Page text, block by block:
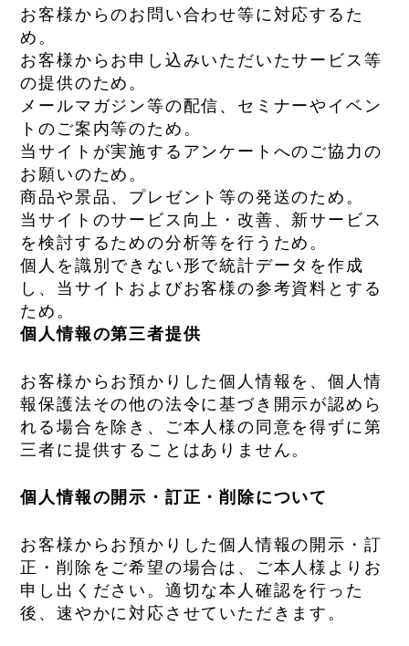
お客様からのお問い合わせ等に対応するた
め。
お客様からお申し込みいただいたサービス等
の提供のため。
メールマガジン等の配信、セミナーやイベン
トのご案内等のため。
当サイトが実施するアンケートへのご協力の
お願いのため。
商品や景品、プレゼント等の発送のため。
当サイトのサービス向上・改善、新サービス
を検討するための分析等を行うため。
個人を識別できない形で統計データを作成
し、当サイトおよびお客様の参考資料とする
ため。
個人情報の第三者提供
お客様からお預かりした個人情報を、個人情
報保護法その他の法令に基づき開示が認めら
れる場合を除き、ご本人様の同意を得ずに第
三者に提供することはありません。
個人情報の開示・訂正・削除について
お客様からお預かりした個人情報の開示・訂
正・削除をご希望の場合は、ご本人様よりお
申し出ください。適切な本人確認を行った
後、速やかに対応させていただきます。